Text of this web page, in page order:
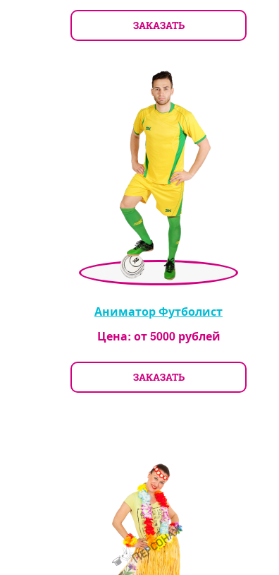
ЗАКАЗАТЬ
Аниматор Футболист
Цена: от5000рублей
ЗАКАЗАТЬ